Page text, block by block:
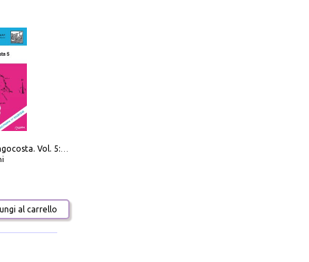
Navigare Lungocosta. Vol. 5: Corsica e Sardegna
al carrello